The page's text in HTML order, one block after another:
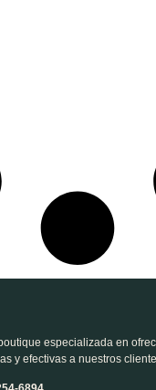
especializada en
y efectivas a nuestros